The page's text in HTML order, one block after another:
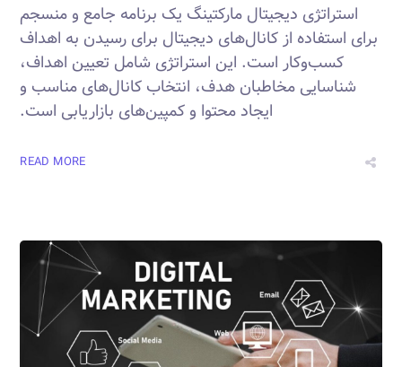
استراتژی دیجیتال مارکتینگ یک برنامه جامع و منسجم
برای استفاده از کانال‌های دیجیتال برای رسیدن به اهداف
کسب‌وکار است. این استراتژی شامل تعیین اهداف،
شناسایی مخاطبان هدف، انتخاب کانال‌های مناسب و
ایجاد محتوا و کمپین‌های بازاریابی است.
READ MORE